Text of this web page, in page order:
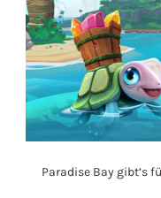
Paradise Bay gibt’s